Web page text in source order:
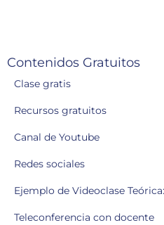
Contenidos Gratuitos
Clase gratis
Recursos gratuitos
Canal de Youtube
Redes sociales
Ejemplo de Videoclase
Teleconferencia con docente